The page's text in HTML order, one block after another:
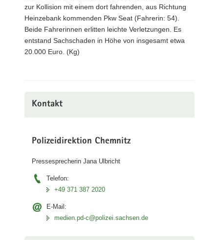
zur Kollision mit einem dort fahrenden, aus Richtung
Heinzebank kommenden Pkw Seat (Fahrerin: 54).
Beide Fahrerinnen erlitten leichte Verletzungen. Es
entstand Sachschaden in Höhe von insgesamt etwa
20.000 Euro. (Kg)
Kontakt
Polizeidirektion Chemnitz
Pressesprecherin Jana Ulbricht
Telefon:
+49 371 387 2020
E-Mail:
medien.pd-c@polizei.sachsen.de